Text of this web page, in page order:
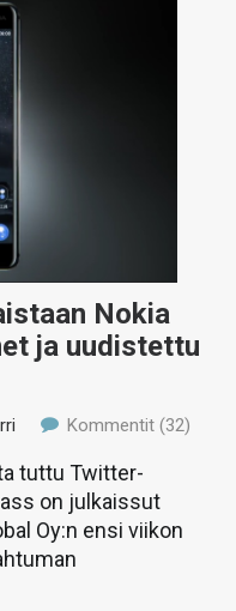
Nokia
ja uudistettu
Kommentit (32)
tuttu Twitter-
on julkaissut
Oy:n ensi viikon